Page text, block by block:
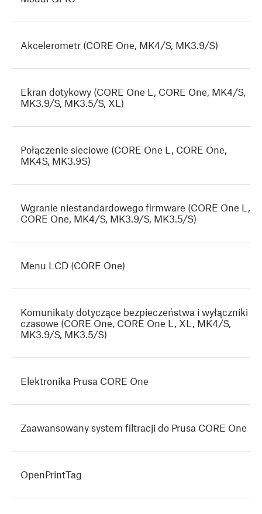
Akcelerometr (CORE One, MK4/S, MK3.9/S)
Ekran dotykowy (CORE One L, CORE One, MK4/S,
MK3.9/S, MK3.5/S, XL)
Połączenie sieciowe (CORE One L, CORE One,
MK4S, MK3.9S)
Wgranie niestandardowego firmware (CORE One L,
CORE One, MK4/S, MK3.9/S, MK3.5/S)
Menu LCD (CORE One)
Komunikaty dotyczące bezpieczeństwa i wyłączniki
czasowe (CORE One, CORE One L, XL, MK4/S,
MK3.9/S, MK3.5/S)
Elektronika Prusa CORE One
Zaawansowany system filtracji do Prusa CORE One
OpenPrintTag